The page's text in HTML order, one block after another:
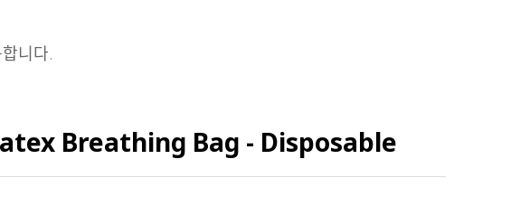
니다.
Breathing Bag - Disposable